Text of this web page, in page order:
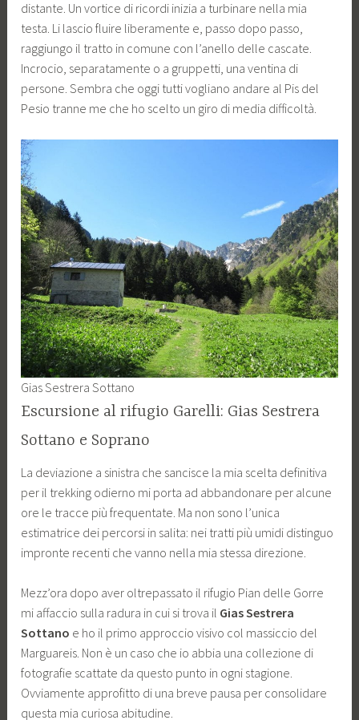
distante. Un vortice di ricordi inizia a turbinare nella mia
testa. Li lascio fluire liberamente e, passo dopo passo,
raggiungo il tratto in comune con l’anello delle cascate.
Incrocio, separatamente o a gruppetti, una ventina di
persone. Sembra che oggi tutti vogliano andare al Pis del
Pesio tranne me che ho scelto un giro di media difficoltà.
Gias Sestrera Sottano
Escursione al rifugio Garelli: Gias Sestrera
Sottano e Soprano
La deviazione a sinistra che sancisce la mia scelta definitiva
per il trekking odierno mi porta ad abbandonare per alcune
ore le tracce più frequentate. Ma non sono l’unica
estimatrice dei percorsi in salita: nei tratti più umidi distinguo
impronte recenti che vanno nella mia stessa direzione.
Mezz’ora dopo aver oltrepassato il rifugio Pian delle Gorre
mi affaccio sulla radura in cui si trova il Gias Sestrera
Sottano e ho il primo approccio visivo col massiccio del
Marguareis. Non è un caso che io abbia una collezione di
fotografie scattate da questo punto in ogni stagione.
Ovviamente approfitto di una breve pausa per consolidare
questa mia curiosa abitudine.